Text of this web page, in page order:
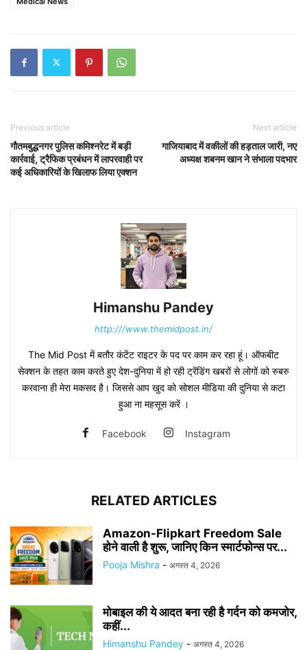
Previous article
गौतमबुद्धनगर पुलिस कमिश्नरेट में बड़ी
कार्रवाई, ट्रैफिक प्रबंधन में लापरवाही पर
कई अधिकारियों के खिलाफ लिया एक्शन
Next article
गाजियाबाद में वकीलों की हड़ताल जारी, नए
अध्यक्ष शबनम खान ने संभाला पदभार
Himanshu Pandey
http:///www.themidpost.in/
The Mid Post में बतौर कंटेंट राइटर के पद पर काम कर रहा हूं। ऑफबीट
सेक्शन के तहत काम करते हुए देश-दुनिया में हो रही ट्रेंडिंग खबरों से लोगों को रुबरु
करवाना ही मेरा मकसद है। जिससे आप खुद को सोशल मीडिया की दुनिया से कटा
हुआ ना महसूस करें ।
Facebook Instagram
RELATED ARTICLES
Amazon-Flipkart Freedom Sale
होने वाली है शुरू, जानिए किन स्मार्टफोन्स पर...
Pooja Mishra - अगस्त 4, 2026
मोबाइल की ये आदत बना रही है गर्दन को कमजोर,
कहीं...
Himanshu Pandey - अगस्त 4, 2026